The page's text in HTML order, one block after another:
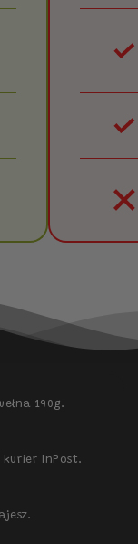
190g.
kurier InPost.